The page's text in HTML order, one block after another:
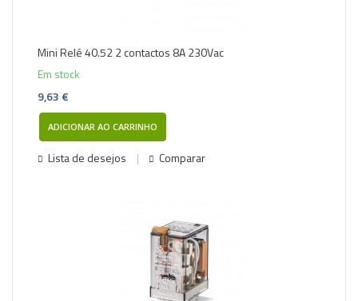
Mini Relé 40.52 2 contactos 8A 230Vac
Em stock
9,63 €
ADICIONAR AO CARRINHO
Lista de desejos Comparar